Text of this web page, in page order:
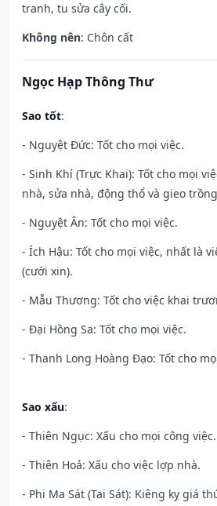
tranh, tu sửa cây cối.
Không nên: Chôn cất
Ngọc Hạp Thông Thư
Sao tốt:
- Nguyệt Đức: Tốt cho mọi việc.
- Sinh Khí (Trực Khai): Tốt cho mọi
nhà, sửa nhà, động thổ và gieo
- Nguyệt Ân: Tốt cho mọi việc.
- Ích Hậu: Tốt cho mọi việc, nhất là
(cưới xin).
- Mẫu Thương: Tốt cho việc khai
- Đại Hồng Sa: Tốt cho mọi việc.
- Thanh Long Hoàng Đạo: Tốt cho
Sao xấu:
- Thiên Ngục: Xấu cho mọi công việc.
- Thiên Hoả: Xấu cho việc lợp nhà.
- Phi Ma Sát (Tai Sát): Kiêng kỵ giá